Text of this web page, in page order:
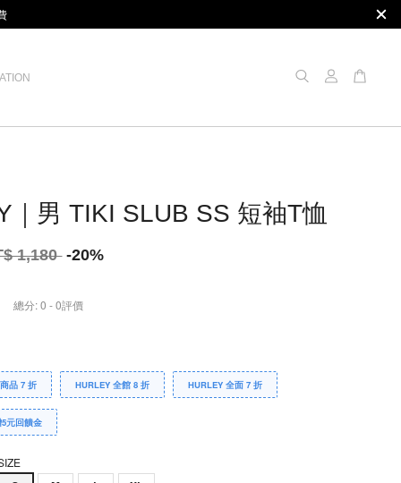
｜男 TIKI SLUB SS 短袖T恤
1,180 -20%
總分:0 -0評價
品 7 折 HURLEY 全館 8 折 HURLEY 全面 7 折
元回饋金